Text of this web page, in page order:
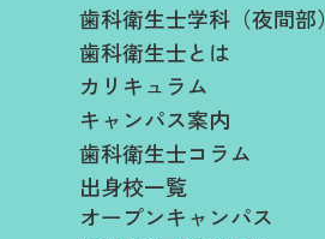
歯科衛生士学科（夜間部）
歯科衛生士とは
カリキュラム
キャンパス案内
歯科衛生士コラム
出身校一覧
オープンキャンパス